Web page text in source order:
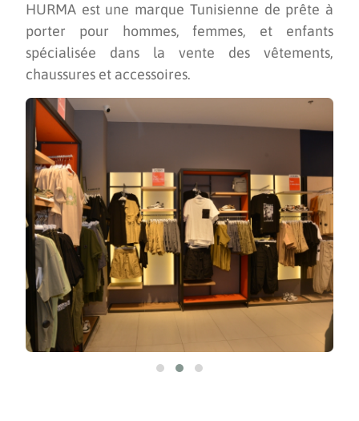
HURMA est une marque Tunisienne de prête à
porter pour hommes, femmes, et enfants
spécialisée dans la vente des vêtements,
chaussures et accessoires.